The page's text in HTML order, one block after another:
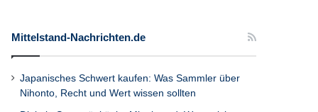
Mittelstand-Nachrichten.de
Japanisches Schwert kaufen: Was Sammler über
Nihonto, Recht und Wert wissen sollten